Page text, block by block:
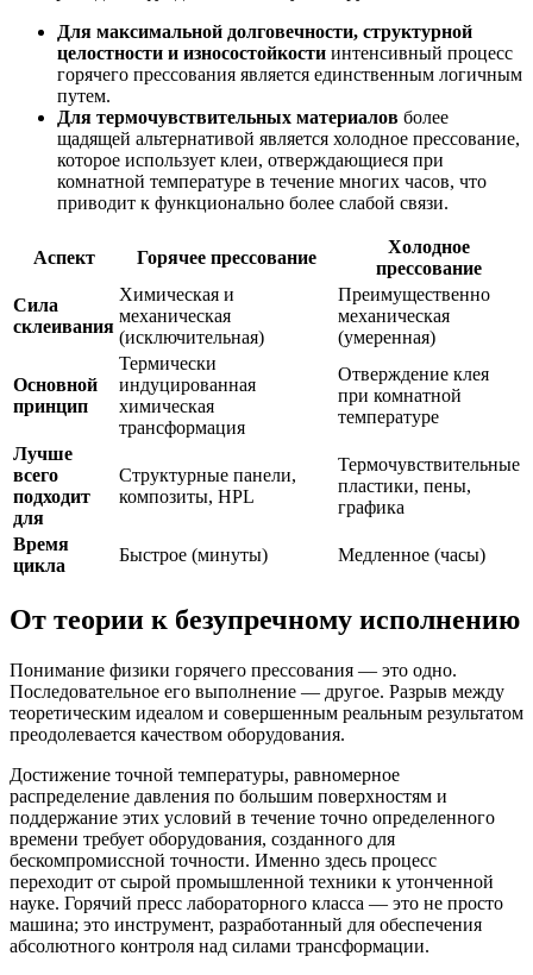
Для максимальной долговечности, структурной
целостности и износостойкости интенсивный процесс
горячего прессования является единственным логичным
путем.
Для термочувствительных материалов более
щадящей альтернативой является холодное прессование,
которое использует клеи, отверждающиеся при
комнатной температуре в течение многих часов, что
приводит к функционально более слабой связи.
Аспект Горячее прессование
Холодное
прессование
Сила
склеивания
Химическая и
механическая
(исключительная)
Преимущественно
механическая
(умеренная)
Основной
принцип
Термически
индуцированная
химическая
трансформация
Отверждение клея
при комнатной
температуре
Лучше
всего
подходит
для
Структурные панели,
композиты, HPL
Термочувствительные
пластики, пены,
графика
Время
цикла
Быстрое (минуты) Медленное (часы)
От теории к безупречному исполнению
Понимание физики горячего прессования — это одно.
Последовательное его выполнение — другое. Разрыв между
теоретическим идеалом и совершенным реальным результатом
преодолевается качеством оборудования.
Достижение точной температуры, равномерное
распределение давления по большим поверхностям и
поддержание этих условий в течение точно определенного
времени требует оборудования, созданного для
бескомпромиссной точности. Именно здесь процесс
переходит от сырой промышленной техники к утонченной
науке. Горячий пресс лабораторного класса — это не просто
машина; это инструмент, разработанный для обеспечения
абсолютного контроля над силами трансформации.